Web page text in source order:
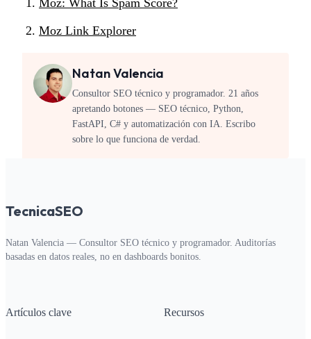
Moz Link Explorer
Natan Valencia
Consultor SEO técnico y programador. 21 años
apretando botones — SEO técnico, Python,
FastAPI, C# y automatización con IA. Escribo
sobre lo que funciona de verdad.
TecnicaSEO
Natan Valencia — Consultor SEO técnico y programador. Auditorías
basadas en datos reales, no en dashboards bonitos.
Artículos clave Recursos